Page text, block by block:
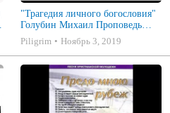
"Трагедия личного богословия"
Голубин Михаил Проповедь
2019
Piligrim Ноябрь 3, 2019